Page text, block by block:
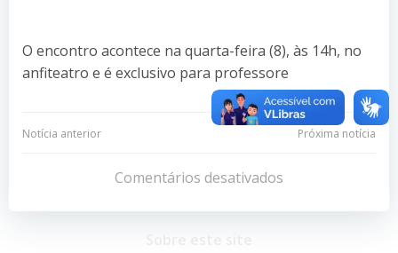
O encontro acontece na quarta-feira (8), às 14h, no
anfiteatro e é exclusivo para professore
Navegação
Post
Notícia anterior
Navegação
de
Post
Próxima notícia
Comentários desativados